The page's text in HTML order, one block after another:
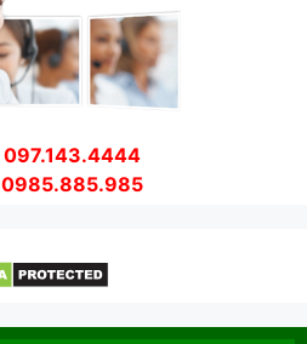
097.143.4444
0985.885.985